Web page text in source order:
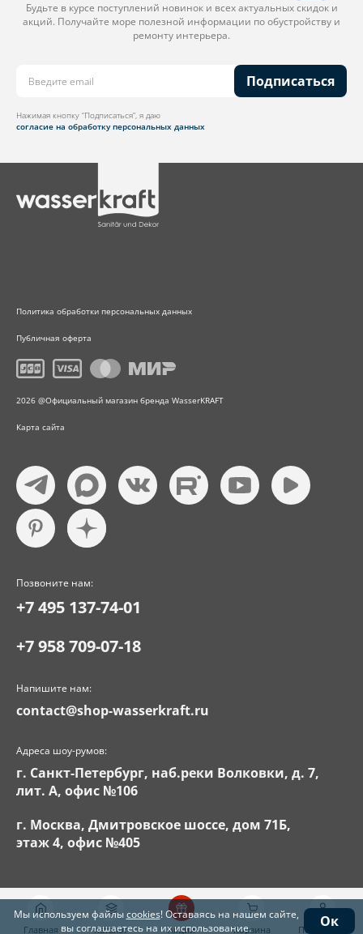
Будьте в курсе поступлений новинок и всех актуальных скидок и
акций. Получайте море полезной информации по обустройству и
ремонту интерьера.
Подписаться
Нажимая кнопку “Подписаться”, я даю
согласие на обработку персональных данных
Политика обработки персональных данных
Публичная оферта
2026 @Официальный магазин бренда WasserKRAFT
Карта сайта
Позвоните нам:
+7 495 137-74-01
+7 958 709-07-18
Напишите нам:
contact@shop-wasserkraft.ru
Адреса шоу-румов:
г. Санкт-Петербург, наб.реки Волковки, д. 7,
лит. А, офис №106
г. Москва, Дмитровское шоссе, дом 71Б,
этаж 4, офис №405
Главная Каталог Акции Корзина Поддержка
Мы используем файлыcookies! Оставаясь на нашем сайте,
вы соглашаетесь на их использование.
Ок